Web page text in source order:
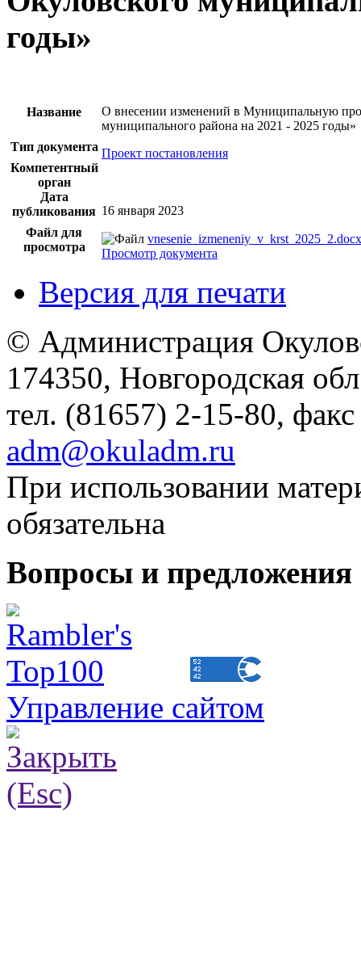
годы»
Название
О внесении изменений в Муниципальную
муниципального района на 2021 - 2025 годы»
Тип документа Проект постановления
Компетентный
орган
Дата
публикования 16 января 2023
Файл для
просмотра
vnesenie_izmeneniy_v_krst_2025_2.docx
Просмотр документа
Версия для печати
© Администрация
174350, Новгородская
тел. (81657) 2-15-80,
adm@okuladm.ru
При использовании
обязательна
Вопросы и
Управление сайтом